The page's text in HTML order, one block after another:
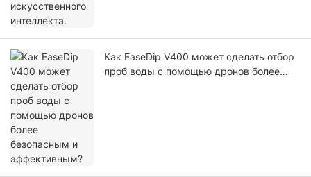
Как EaseDip V400 может сделать отбор
проб воды с помощью дронов более